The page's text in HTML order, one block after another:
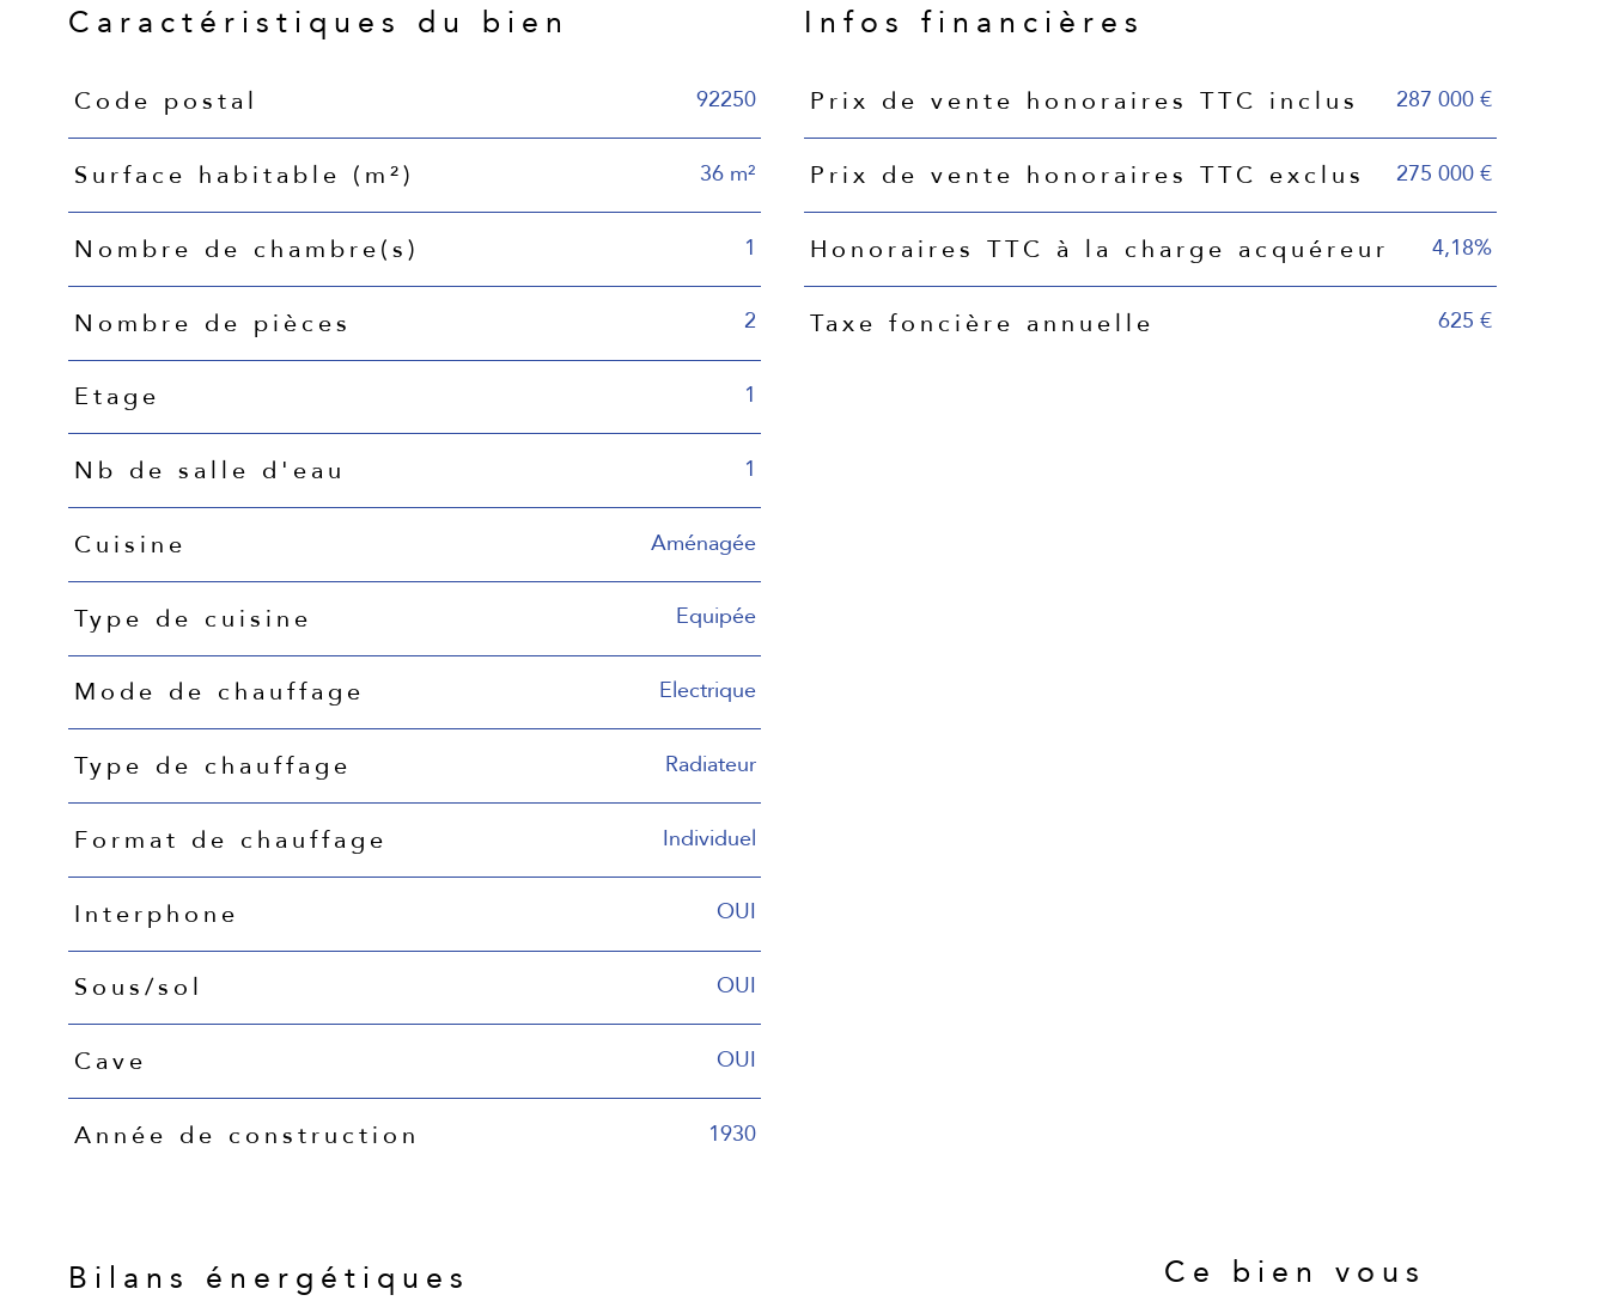
Caractéristiques du bien
Caractéristiques Valeurs
Code postal 92250
Surface habitable (m²) 36 m²
Nombre de chambre(s) 1
Nombre de pièces 2
Etage 1
Nb de salle d'eau 1
Cuisine Aménagée
Type de cuisine Equipée
Mode de chauffage Electrique
Type de chauffage Radiateur
Format de chauffage Individuel
Interphone OUI
Sous/sol OUI
Cave OUI
Année de construction 1930
Infos financières
Caractéristiques Valeurs
Prix de vente honoraires TTC inclus 287 000 €
Prix de vente honoraires TTC exclus 275 000 €
Honoraires TTC à la charge acquéreur 4,18%
Taxe foncière annuelle 625 €
Bilans énergétiques Ce bien vous